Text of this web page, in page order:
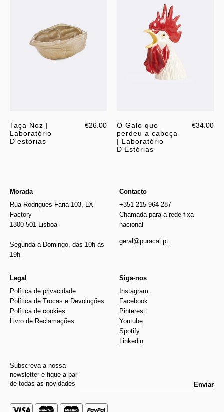
Taça Noz |
Laboratório
D'estórias
€26.00
O Galo que
perdeu a cabeça
| Laboratório
D'Estórias
€34.00
Morada
Rua Rodrigues Faria 103, LX
Factory
1300-501 Lisboa
Segunda a Domingo, das 10h às
19h
Contacto
+351 215 964 287
Chamada para a rede fixa
nacional
geral@puracal.pt
Legal
Política de privacidade
Política de Trocas e Devoluções
Política de cookies
Livro de Reclamações
Siga-nos
Instagram
Facebook
Pinterest
Youtube
Spotify
Linkedin
Subscreva a nossa
newsletter e fique a par
de todas as novidades
Enviar